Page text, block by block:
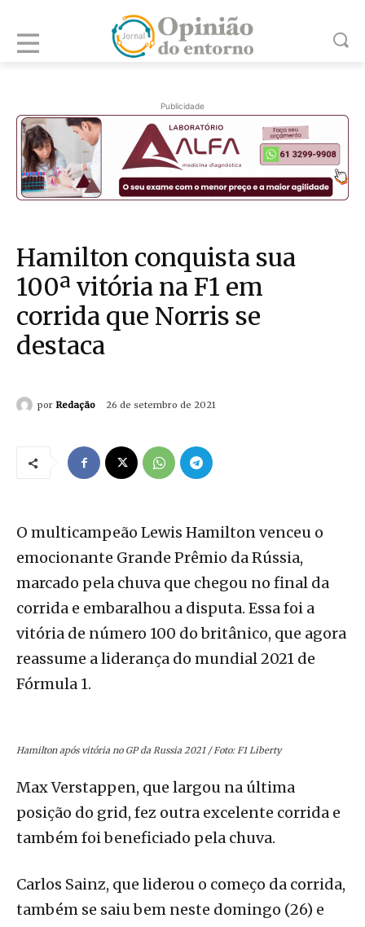
Publicidade
Hamilton conquista sua
100ª vitória na F1 em
corrida que Norris se
destaca
por Redação 26 de setembro de 2021
O multicampeão Lewis Hamilton venceu o
emocionante Grande Prêmio da Rússia,
marcado pela chuva que chegou no final da
corrida e embaralhou a disputa. Essa foi a
vitória de número 100 do britânico, que agora
reassume a liderança do mundial 2021 de
Fórmula 1.
Hamilton após vitória no GP da Russia 2021 / Foto: F1 Liberty
Max Verstappen, que largou na última
posição do grid, fez outra excelente corrida e
também foi beneficiado pela chuva.
Carlos Sainz, que liderou o começo da corrida,
também se saiu bem neste domingo (26) e